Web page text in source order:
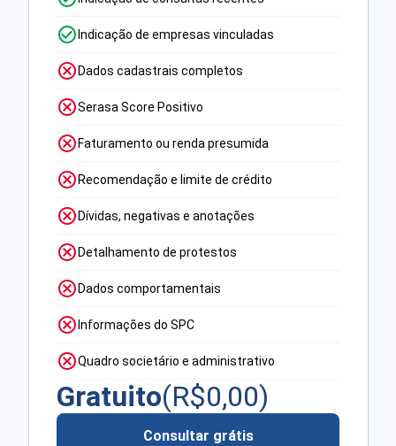
Indicação de empresas vinculadas
Dados cadastrais completos
Serasa Score Positivo
Faturamento ou renda presumida
Recomendação e limite de crédito
Dívidas, negativas e anotações
Detalhamento de protestos
Dados comportamentais
Informações do SPC
Quadro societário e administrativo
Gratuito(R$0,00)
Consultar grátis